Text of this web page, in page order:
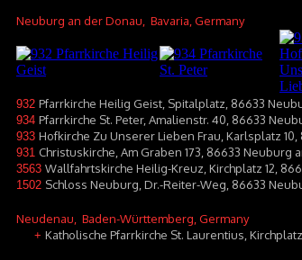
Neuburg an der Donau , Bavaria, Germany
932 Pfarrkirche Heilig Geist, Spitalplatz, 86633
934 Pfarrkirche St. Peter, Amalienstr. 40, 86633
933 Hofkirche Zu Unserer Lieben Frau, Karlsplatz
931 Christuskirche, Am Graben 173, 86633 Neuburg
3563 Wallfahrtskirche Heilig-Kreuz, Kirchplatz 12,
1502 Schloss Neuburg, Dr.-Reiter-Weg, 86633
Neudenau , Baden-Württemberg, Germany
+ Katholische Pfarrkirche St. Laurentius,